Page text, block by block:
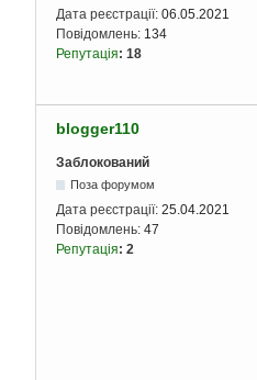
Дата реєстрації: 06.05.2021
Повідомлень: 134
Репутація: 18
blogger110
Заблокований
Поза форумом
Дата реєстрації: 25.04.2021
Повідомлень: 47
Репутація: 2